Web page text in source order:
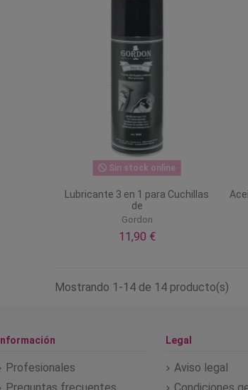
Sin stock online
Lubricante 3 en 1 para Cuchillas
de
Gordon
11,90 €
Mostrando 1-14 de 14 producto(s)
Información
Profesionales
Legal
Aviso legal